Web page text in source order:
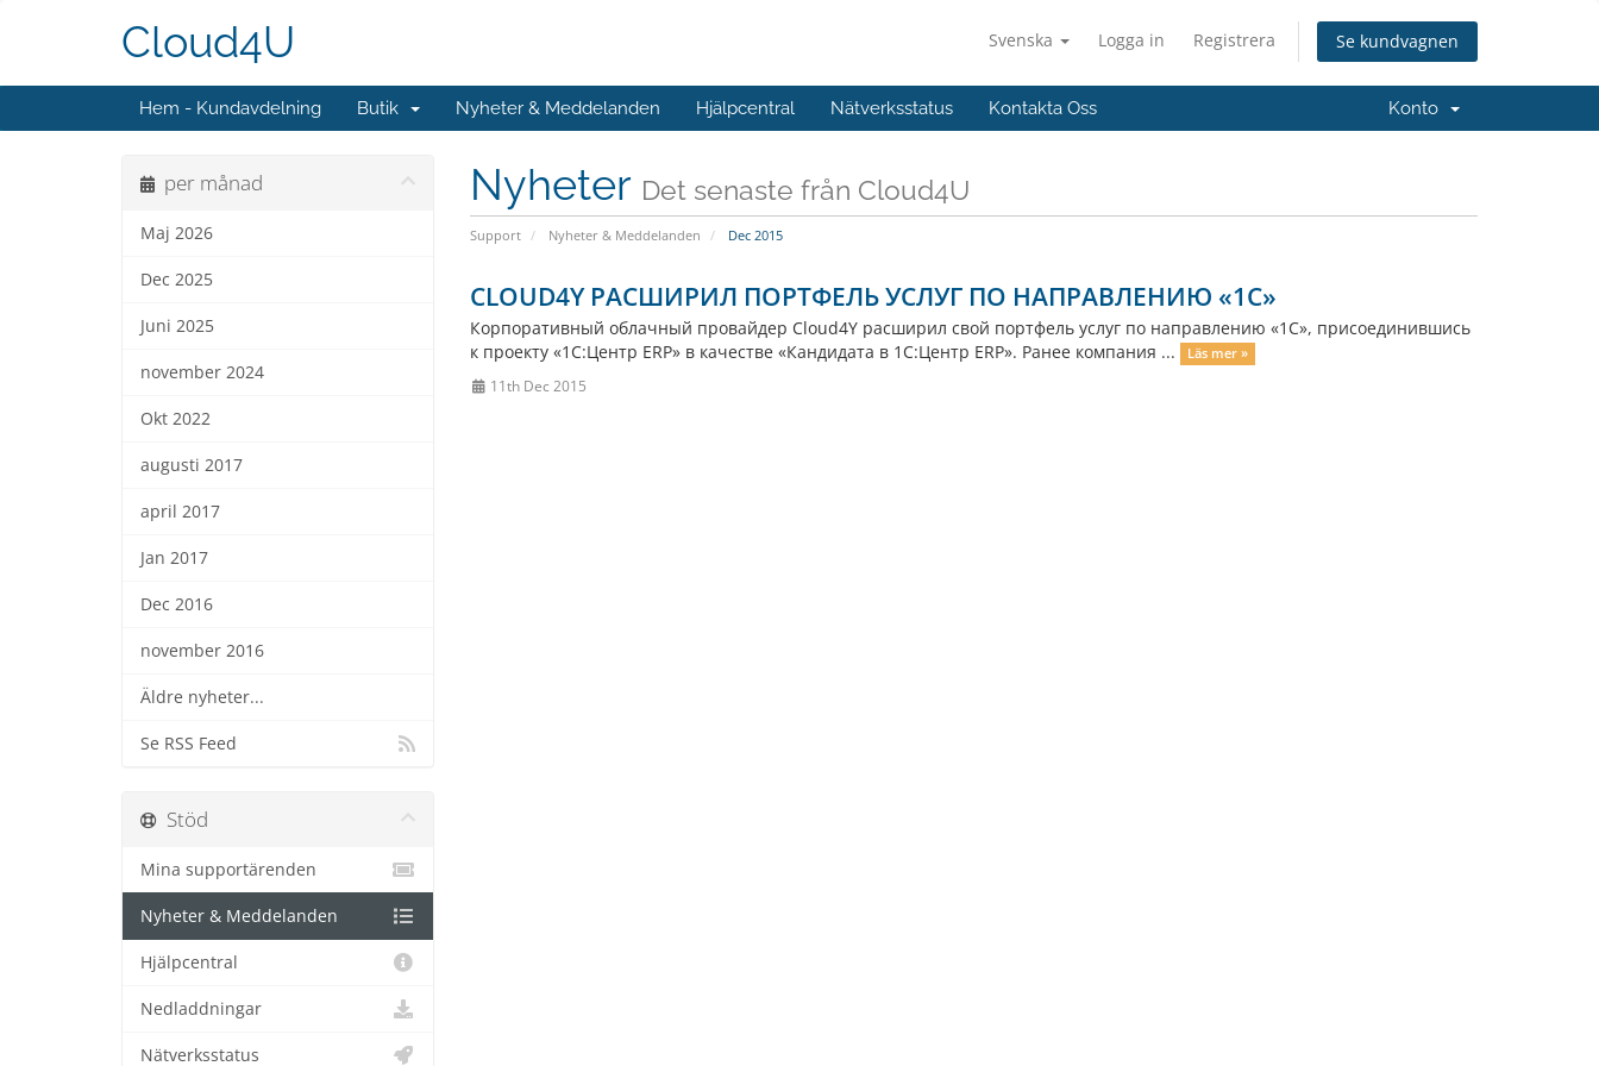
Svenska Logga in Registrera Se kundvagnen
Cloud4U
Hem - Kundavdelning Butik Nyheter & Meddelanden Hjälpcentral Nätverksstatus Kontakta Oss Konto
Nyheter Det senaste från Cloud4U
Support Nyheter & Meddelanden Dec 2015
per månad
Maj 2026
Dec 2025
Juni 2025
november 2024
Okt 2022
augusti 2017
april 2017
Jan 2017
Dec 2016
november 2016
Äldre nyheter...
Se RSS Feed
CLOUD4Y РАСШИРИЛ ПОРТФЕЛЬ УСЛУГ ПО НАПРАВЛЕНИЮ «1С»
Корпоративный облачный провайдер Cloud4Y расширил свой портфель услуг по направлению «1С», присоединившись
к проекту «1С:Центр ERP» в качестве «Кандидата в 1С:Центр ERP». Ранее компания ...
Läs mer »
11th Dec 2015
Stöd
Mina supportärenden
Nyheter & Meddelanden
Hjälpcentral
Nedladdningar
Nätverksstatus